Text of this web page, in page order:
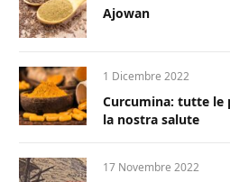
Ajowan
1 Dicembre 2022
Curcumina: tutte le
la nostra salute
17 Novembre 2022